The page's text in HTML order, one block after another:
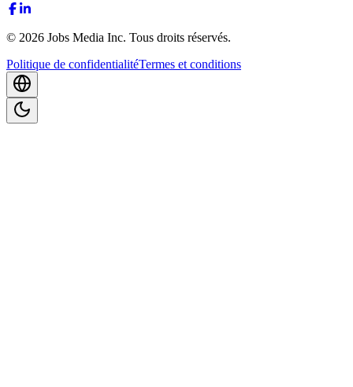
© 2026 Jobs Media Inc. Tous droits réservés.
Politique de confidentialitéTermes et conditions